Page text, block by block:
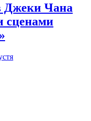
Джеки Чана
сценами